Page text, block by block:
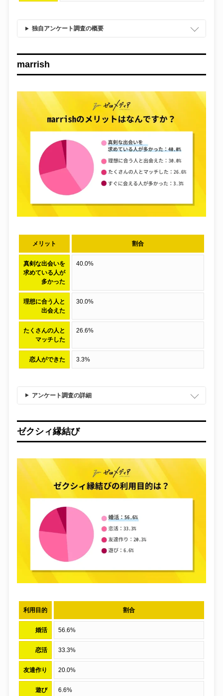
独自アンケート調査の概要
marrish
メリット 割合
真剣な出会いを
求めている人が
多かった
40.0%
理想に合う人と
出会えた
30.0%
たくさんの人と
マッチした
26.6%
恋人ができた 3.3%
アンケート調査の詳細
ゼクシィ縁結び
利用目的 割合
婚活 56.6%
恋活 33.3%
友達作り 20.0%
遊び 6.6%